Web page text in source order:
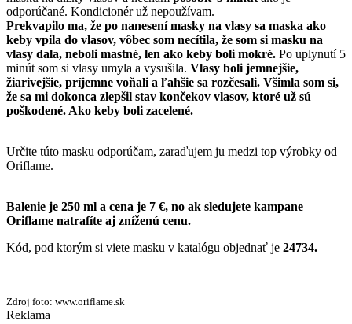
odporúčané. Kondicionér už nepoužívam.
Prekvapilo ma, že po nanesení masky na vlasy sa maska ako
keby vpila do vlasov, vôbec som necítila, že som si masku na
vlasy dala, neboli mastné, len ako keby boli mokré. Po uplynutí 5
minút som si vlasy umyla a vysušila. Vlasy boli jemnejšie,
žiarivejšie, príjemne voňali a ľahšie sa rozčesali. Všimla som si,
že sa mi dokonca zlepšil stav končekov vlasov, ktoré už sú
poškodené. Ako keby boli zacelené.
Určite túto masku odporúčam, zaraďujem ju medzi top výrobky od
Oriflame.
Balenie je 250 ml a cena je 7 €, no ak sledujete kampane
Oriflame natrafíte aj zníženú cenu.
Kód, pod ktorým si viete masku v katalógu objednať je 24734.
Zdroj foto: www.oriflame.sk
Reklama